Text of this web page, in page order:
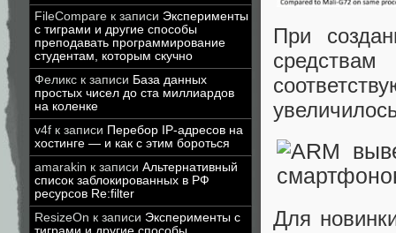
FileCompare к записи Эксперименты
с тиграми и другие способы
преподавать программирование
студентам, которым скучно
Феликс к записи База данных
простых чисел до ста миллиардов
на коленке
v4f к записи Перебор IP-адресов на
хостинге — и как с этим бороться
amarakin к записи Альтернативный
список заблокированных в РФ
ресурсов Re:filter
ResizeOn к записи Эксперименты с
При
Для